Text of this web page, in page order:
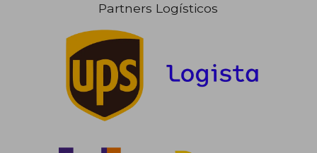
Partners Logísticos